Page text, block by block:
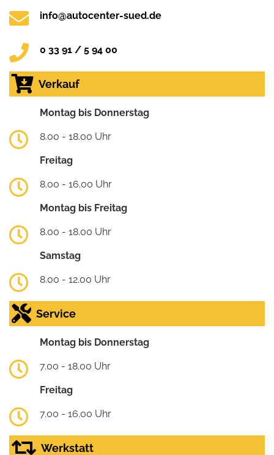
info@autocenter-sued.de
0 33 91 / 5 94 00
Verkauf
Montag bis Donnerstag
8.00 - 18.00 Uhr
Freitag
8.00 - 16.00 Uhr
Montag bis Freitag
8.00 - 18.00 Uhr
Samstag
8.00 - 12.00 Uhr
Service
Montag bis Donnerstag
7.00 - 18.00 Uhr
Freitag
7.00 - 16.00 Uhr
Werkstatt